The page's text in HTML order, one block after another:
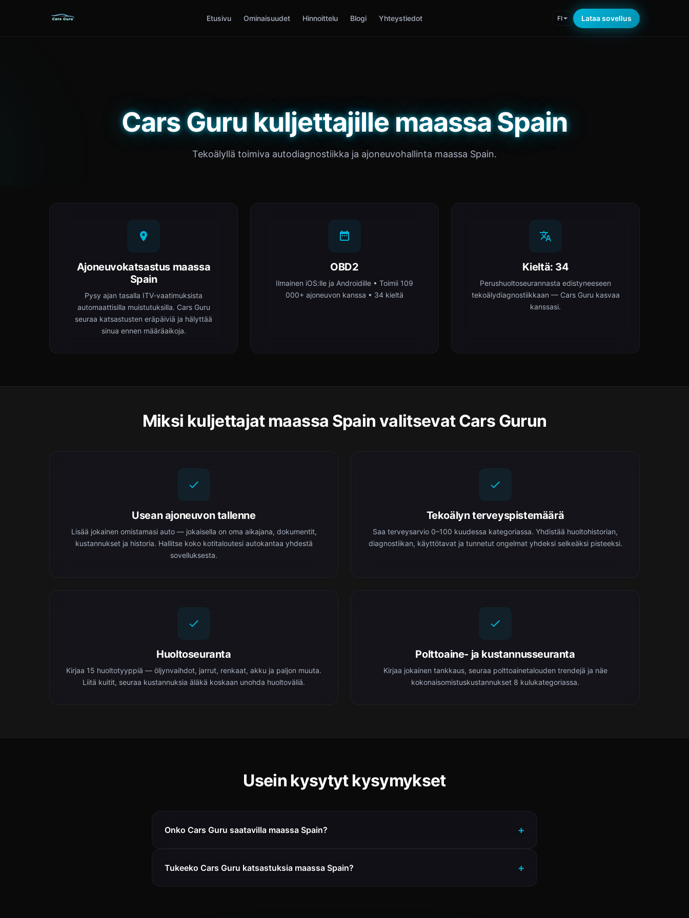
Etusivu Ominaisuudet Hinnoittelu Blogi Yhteystiedot FI Lataa sovellus
Cars Guru kuljettajille maassa Spain
Tekoälyllä toimiva autodiagnostiikka ja ajoneuvohallinta maassa Spain.
Ajoneuvokatsastus maassa
Spain
Pysy ajan tasalla ITV-vaatimuksista
automaattisilla muistutuksilla. Cars Guru
seuraa katsastusten eräpäiviä ja hälyttää
sinua ennen määräaikoja.
OBD2
Ilmainen iOS:lle ja Androidille • Toimii 109
000+ ajoneuvon kanssa • 34 kieltä
Kieltä: 34
Perushuoltoseurannasta edistyneeseen
tekoälydiagnostiikkaan — Cars Guru kasvaa
kanssasi.
Miksi kuljettajat maassa Spain valitsevat Cars Gurun
Usean ajoneuvon tallenne
Lisää jokainen omistamasi auto — jokaisella on oma aikajana, dokumentit,
kustannukset ja historia. Hallitse koko kotitaloutesi autokantaa yhdestä
sovelluksesta.
Tekoälyn terveyspistemäärä
Saa terveysarvio 0–100 kuudessa kategoriassa. Yhdistää huoltohistorian,
diagnostiikan, käyttötavat ja tunnetut ongelmat yhdeksi selkeäksi pisteeksi.
Huoltoseuranta
Kirjaa 15 huoltotyyppiä — öljynvaihdot, jarrut, renkaat, akku ja paljon muuta.
Liitä kuitit, seuraa kustannuksia äläkä koskaan unohda huoltoväliä.
Polttoaine- ja kustannusseuranta
Kirjaa jokainen tankkaus, seuraa polttoainetalouden trendejä ja näe
kokonaisomistuskustannukset 8 kulukategoriassa.
Usein kysytyt kysymykset
Onko Cars Guru saatavilla maassa Spain?
Tukeeko Cars Guru katsastuksia maassa Spain?